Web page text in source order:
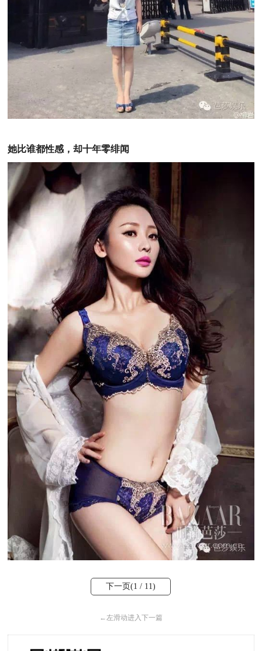
她比谁都性感，却十年零绯闻
下一页(1 / 11)
← 左滑动进入下一篇